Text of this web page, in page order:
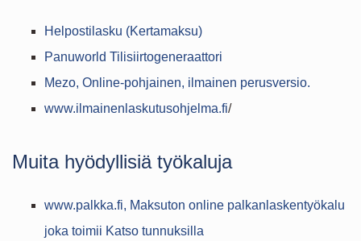
Helpostilasku (Kertamaksu)
Panuworld Tilisiirtogeneraattori
Mezo, Online-pohjainen, ilmainen perusversio.
www.ilmainenlaskutusohjelma.fi/
Muita hyödyllisiä työkaluja
www.palkka.fi, Maksuton online palkanlaskentyökalu
joka toimii Katso tunnuksilla